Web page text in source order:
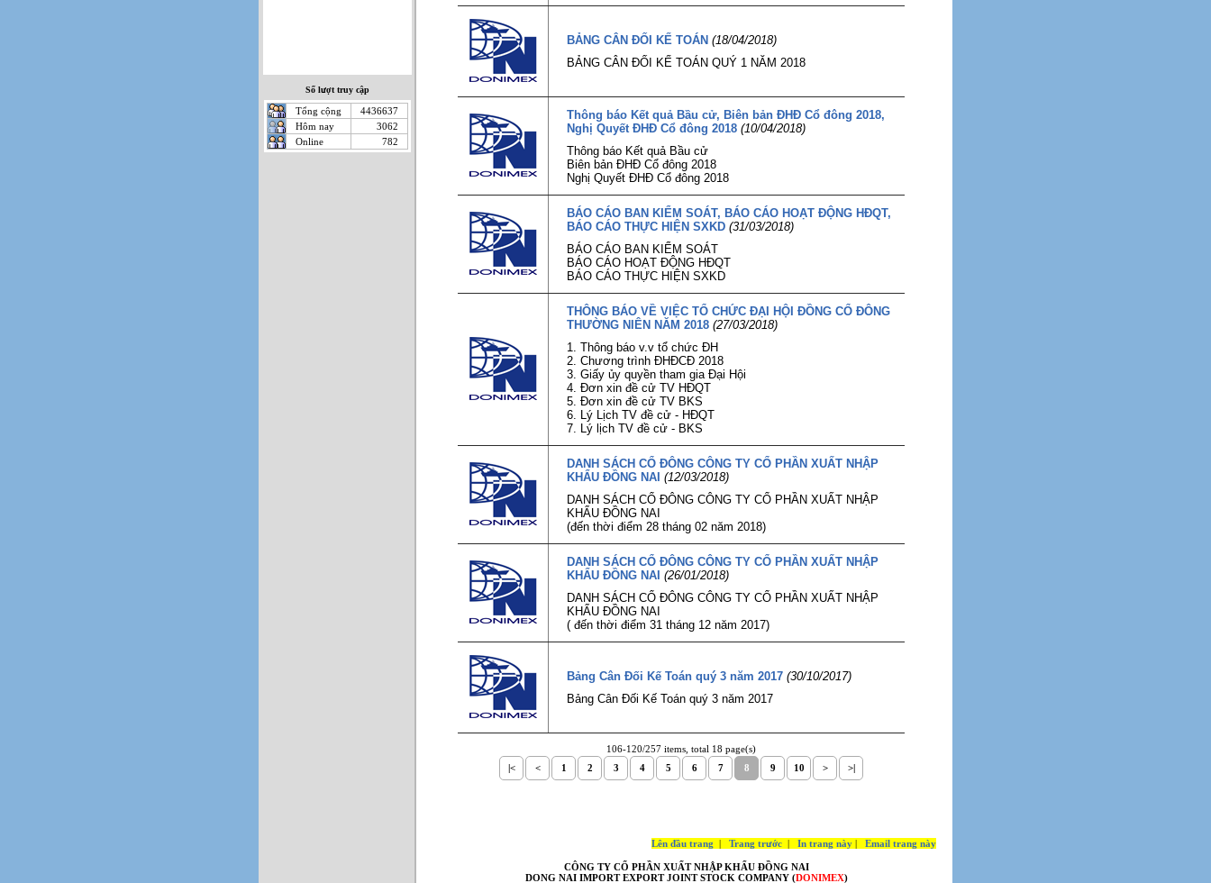
Số lượt truy cập
Tổng cộng
4436637
Hôm nay
3062
Online
782
BẢNG CÂN ĐỐI KẾ TOÁN (18/04/2018)
BẢNG CÂN ĐỐI KẾ TOÁN QUÝ 1 NĂM 2018
Thông báo Kết quả Bầu cử, Biên bản ĐHĐ Cổ đông 2018,
Nghị Quyết ĐHĐ Cổ đông 2018 (10/04/2018)
Thông báo Kết quả Bầu cử
Biên bản ĐHĐ Cổ đông 2018
Nghị Quyết ĐHĐ Cổ đông 2018
BÁO CÁO BAN KIỂM SOÁT, BÁO CÁO HOẠT ĐỘNG HĐQT,
BÁO CÁO THỰC HIỆN SXKD (31/03/2018)
BÁO CÁO BAN KIỂM SOÁT
BÁO CÁO HOẠT ĐỘNG HĐQT
BÁO CÁO THỰC HIỆN SXKD
THÔNG BÁO VỀ VIỆC TỔ CHỨC ĐẠI HỘI ĐỒNG CỔ ĐÔNG
THƯỜNG NIÊN NĂM 2018 (27/03/2018)
1. Thông báo v.v tổ chức ĐH
2. Chương trình ĐHĐCĐ 2018
3. Giấy ủy quyền tham gia Đại Hội
4. Đơn xin đề cử TV HĐQT
5. Đơn xin đề cử TV BKS
6. Lý Lịch TV đề cử - HĐQT
7. Lý lịch TV đề cử - BKS
DANH SÁCH CỔ ĐÔNG CÔNG TY CỔ PHẦN XUẤT NHẬP
KHẨU ĐỒNG NAI (12/03/2018)
DANH SÁCH CỔ ĐÔNG CÔNG TY CỔ PHẦN XUẤT NHẬP
KHẨU ĐỒNG NAI
(đến thời điểm 28 tháng 02 năm 2018)
DANH SÁCH CỔ ĐÔNG CÔNG TY CỔ PHẦN XUẤT NHẬP
KHẨU ĐỒNG NAI (26/01/2018)
DANH SÁCH CỔ ĐÔNG CÔNG TY CỔ PHẦN XUẤT NHẬP
KHẨU ĐỒNG NAI
( đến thời điểm 31 tháng 12 năm 2017)
Bảng Cân Đối Kế Toán quý 3 năm 2017 (30/10/2017)
Bảng Cân Đối Kế Toán quý 3 năm 2017
106-120/257 items, total 18 page(s)
|<
< 1 2 3 4 5 6 7 8 9 10 > >|
Lên đầu trang | Trang trước | In trang này | Email trang này
CÔNG TY CỔ PHẦN XUẤT NHẬP KHẨU ĐỒNG NAI
DONG NAI IMPORT EXPORT JOINT STOCK COMPANY (DONIMEX)